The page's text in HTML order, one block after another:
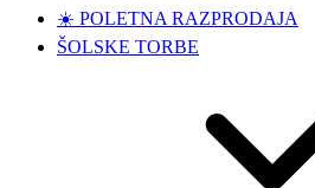
☀️ POLETNA RAZPRODAJA
ŠOLSKE TORBE